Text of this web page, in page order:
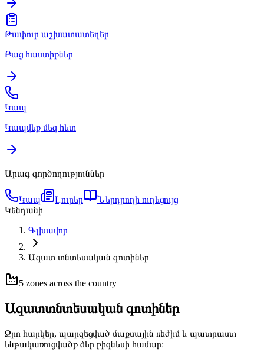
Թափուր աշխատատեղեր
Բաց հաստիքներ
Կապ
Կապվեք մեզ հետ
Արագ գործողություններ
Կապ Լուրեր
Ներդրողի ուղեցույց
Կենդանի
Գլխավոր
Ազատ տնտեսական գոտիներ
5 zones across the country
Ազատտնտեսական գոտիներ
Զրո հարկեր, պարզեցված մաքսային ռեժիմ և պատրաստ
ենթակառուցվածք ձեր բիզնեսի համար։